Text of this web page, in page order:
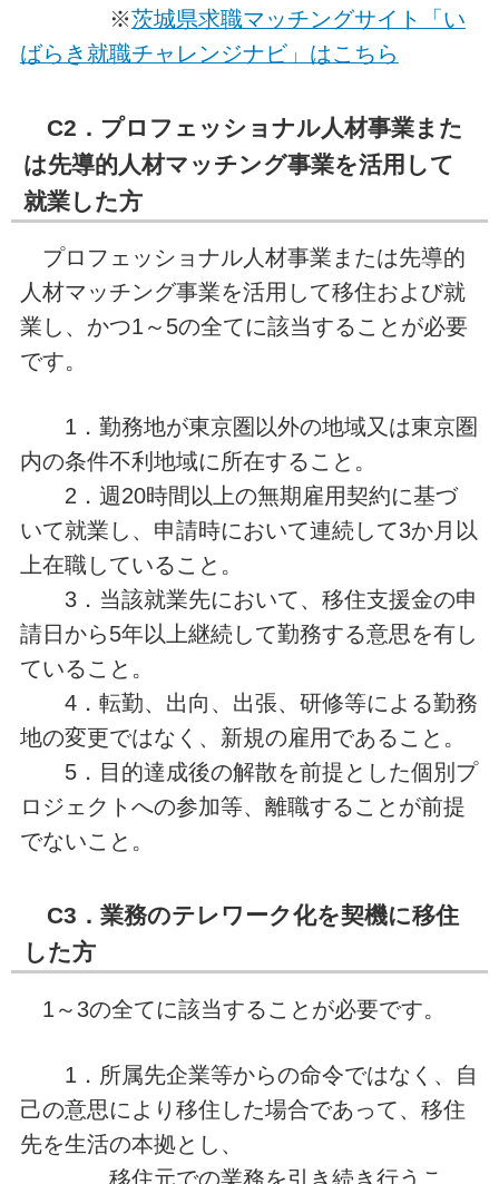
※茨城県求職マッチングサイト「い
ばらき就職チャレンジナビ」はこちら
C2．プロフェッショナル人材事業また
は先導的人材マッチング事業を活用して
就業した方
プロフェッショナル人材事業または先導的
人材マッチング事業を活用して移住および就
業し、かつ1～5の全てに該当することが必要
です。
1．勤務地が東京圏以外の地域又は東京圏
内の条件不利地域に所在すること。
2．週20時間以上の無期雇用契約に基づ
いて就業し、申請時において連続して3か月以
上在職していること。
3．当該就業先において、移住支援金の申
請日から5年以上継続して勤務する意思を有し
ていること。
4．転勤、出向、出張、研修等による勤務
地の変更ではなく、新規の雇用であること。
5．目的達成後の解散を前提とした個別プ
ロジェクトへの参加等、離職することが前提
でないこと。
C3．業務のテレワーク化を契機に移住
した方
1～3の全てに該当することが必要です。
1．所属先企業等からの命令ではなく、自
己の意思により移住した場合であって、移住
先を生活の本拠とし、
移住元での業務を引き続き行うこ